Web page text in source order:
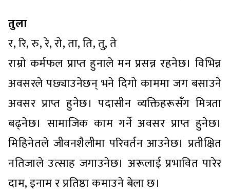
तुला
र, रि, रु, रे, रो, ता, ति, तु, ते
राम्रो कर्मफल प्राप्त हुनाले मन प्रसन्न रहनेछ। विभिन्न
अवसरले पछ्याउनेछन् भने दिगो काममा जग बसाउने
अवसर प्राप्त हुनेछ। पदासीन व्यक्तिहरूसँग मित्रता
बढ्नेछ। सामाजिक काम गर्ने अवसर प्राप्त हुनेछ।
मिहिनेतले जीवनशैलीमा परिवर्तन आउनेछ। प्रतीक्षित
नतिजाले उत्साह जगाउनेछ। अरूलाई प्रभावित पारेर
दाम, इनाम र प्रतिष्ठा कमाउने बेला छ।